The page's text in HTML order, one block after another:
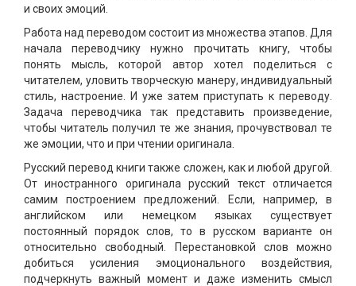
и своих эмоций.
Работа над переводом состоит из множества этапов. Для
начала переводчику нужно прочитать книгу, чтобы
понять мысль, которой автор хотел поделиться с
читателем, уловить творческую манеру, индивидуальный
стиль, настроение. И уже затем приступать к переводу.
Задача переводчика так представить произведение,
чтобы читатель получил те же знания, прочувствовал те
же эмоции, что и при чтении оригинала.
Русский перевод книги также сложен, как и любой другой.
От иностранного оригинала русский текст отличается
самим построением предложений. Если, например, в
английском или немецком языках существует
постоянный порядок слов, то в русском варианте он
относительно свободный. Перестановкой слов можно
добиться усиления эмоционального воздействия,
подчеркнуть важный момент и даже изменить смысл